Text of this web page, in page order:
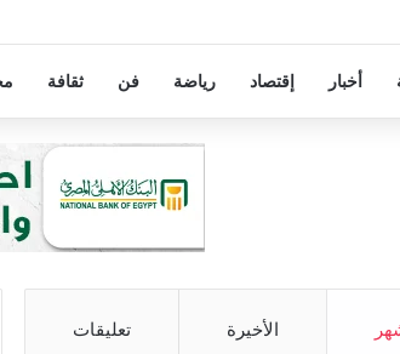
أخبار إقتصاد رياضة فن ثقافة
الأخيرة تعليقات